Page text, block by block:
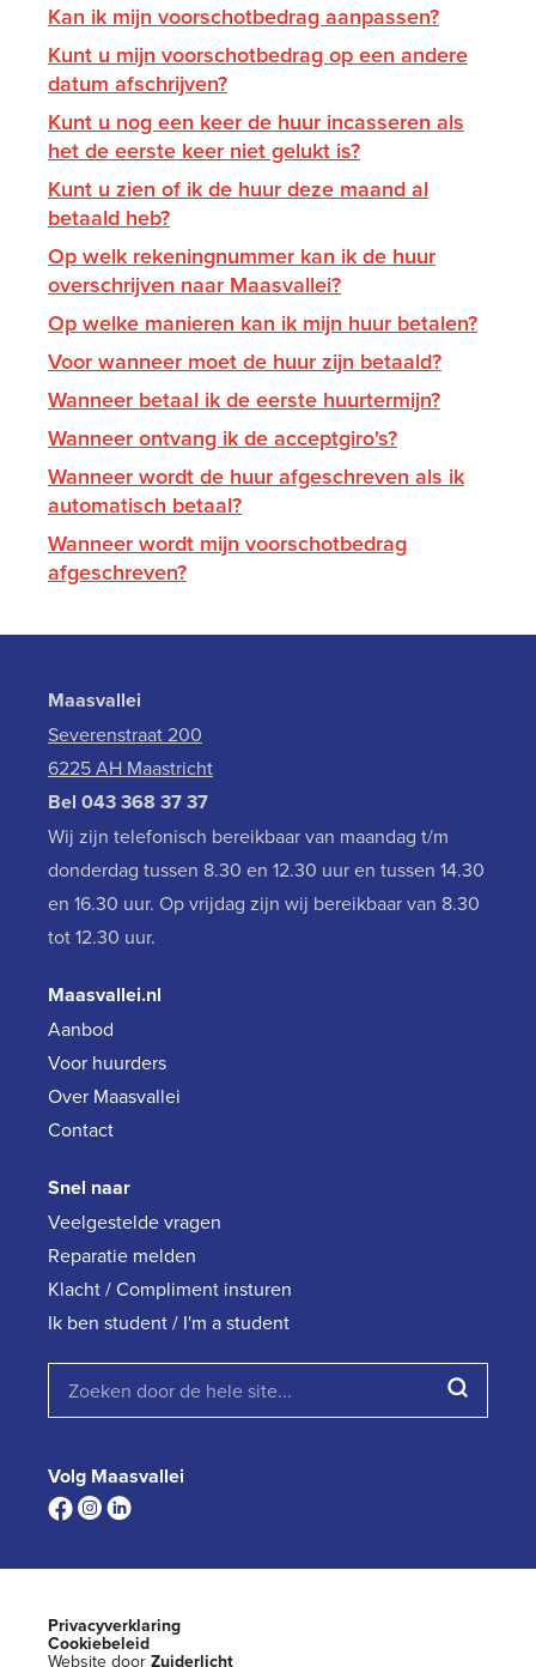
Kan ik mijn voorschotbedrag aanpassen?
Kunt u mijn voorschotbedrag op een andere
datum afschrijven?
Kunt u nog een keer de huur incasseren als
het de eerste keer niet gelukt is?
Kunt u zien of ik de huur deze maand al
betaald heb?
Op welk rekeningnummer kan ik de huur
overschrijven naar Maasvallei?
Op welke manieren kan ik mijn huur betalen?
Voor wanneer moet de huur zijn betaald?
Wanneer betaal ik de eerste huurtermijn?
Wanneer ontvang ik de acceptgiro's?
Wanneer wordt de huur afgeschreven als ik
automatisch betaal?
Wanneer wordt mijn voorschotbedrag
afgeschreven?
Maasvallei
Severenstraat 200
6225 AH Maastricht
Bel 043 368 37 37
Wij zijn telefonisch bereikbaar van maandag t/m
donderdag tussen 8.30 en 12.30 uur en tussen 14.30
en 16.30 uur. Op vrijdag zijn wij bereikbaar van 8.30
tot 12.30 uur.
Maasvallei.nl
Aanbod
Voor huurders
Over Maasvallei
Contact
Snel naar
Veelgestelde vragen
Reparatie melden
Klacht / Compliment insturen
Ik ben student / I'm a student
Volg Maasvallei
Privacyverklaring
Cookiebeleid
Website door Zuiderlicht